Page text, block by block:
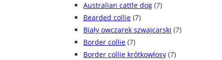
Australian cattle dog (7)
Bearded collie (7)
Biały owczarek szwajcarski (7)
Border collie (7)
Border collie krótkowłosy (7)